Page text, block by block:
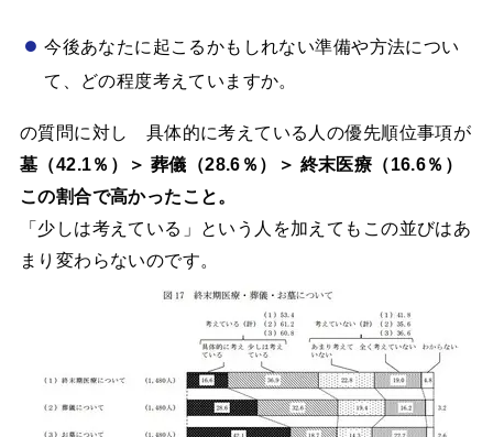
今後あなたに起こるかもしれない準備や方法につい
て、どの程度考えていますか。
の質問に対し 具体的に考えている人の優先順位事項が
墓（42.1％）＞ 葬儀（28.6％）＞ 終末医療（16.6％）
この割合で高かったこと。
「少しは考えている」という人を加えてもこの並びはあ
まり変わらないのです。